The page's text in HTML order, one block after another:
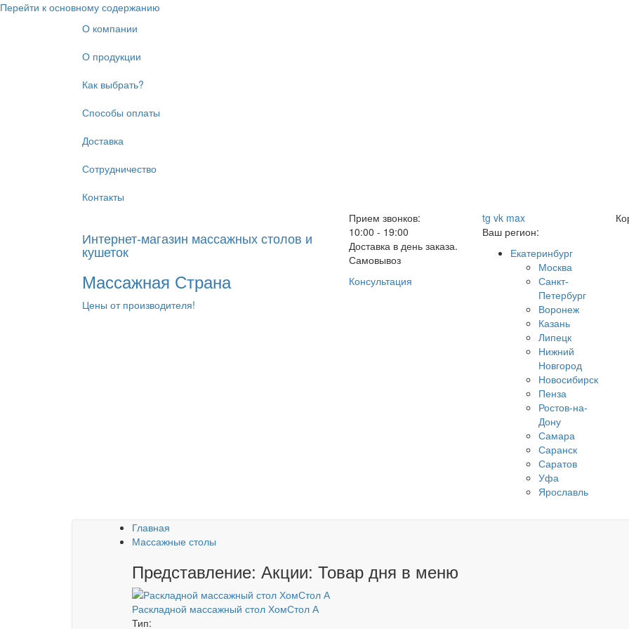
Перейти к основному содержанию
О компании
О продукции
Как выбрать?
Способы оплаты
Доставка
Сотрудничество
Контакты
Интернет-магазин массажных столов и
кушеток
Массажная Страна
Цены от производителя!
Прием звонков:
10:00 - 19:00
Доставка в день заказа.
Самовывоз
Консультация
tg vk max
Ваш регион:
Екатеринбург
Москва
Санкт-
Петербург
Воронеж
Казань
Липецк
Нижний
Новгород
Новосибирск
Пенза
Ростов-на-
Дону
Самара
Саранск
Саратов
Уфа
Ярославль
Главная
Массажные столы
Представление: Акции: Товар дня в меню
Раскладной массажный стол ХомСтол А
Тип: